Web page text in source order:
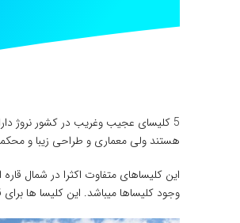
5 کلیسای عجیب وغریب در کشور نروژ
هستند ولی معماری و طراحی زیبا و
این کلیساهای متفاوت اکثرا در شمال
وجود کلیساها میباشد. این کلیسا ها برای قرن 12 و 13 میلادی